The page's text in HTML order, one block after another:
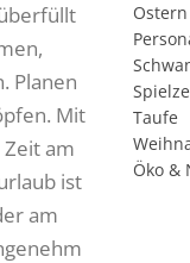
Planen
Mit
am
ist
am
Ostern
Taufe
Öko &